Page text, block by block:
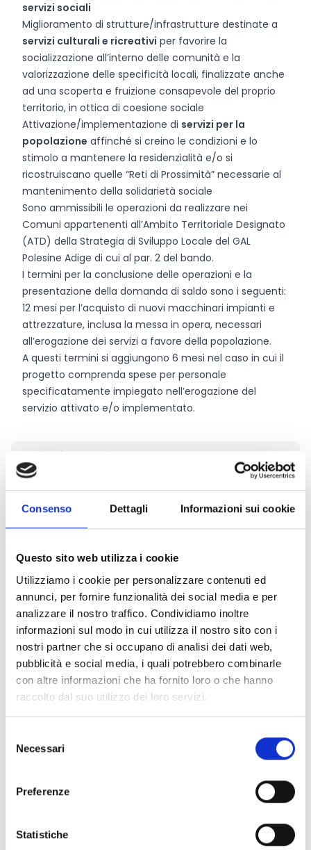
Consenso Dettagli Informazioni sui cookie
Questo sito web utilizza i cookie
Utilizziamo i cookie per personalizzare contenuti ed
annunci, per fornire funzionalità dei social media e per
analizzare il nostro traffico. Condividiamo inoltre
informazioni sul modo in cui utilizza il nostro sito con i
nostri partner che si occupano di analisi dei dati web,
pubblicità e social media, i quali potrebbero combinarle
con altre informazioni che ha fornito loro o che hanno
raccolto dal suo utilizzo dei loro servizi.
delNecessari
Preferenze
Statistiche
servizi sociali
Miglioramento di strutture/infrastrutture destinate a
servizi culturali e ricreativi per favorire la
socializzazione all’interno delle comunità e la
valorizzazione delle specificità locali, finalizzate anche
ad una scoperta e fruizione consapevole del proprio
territorio, in ottica di coesione sociale
Attivazione/implementazione di servizi per la
popolazione affinché si creino le condizioni e lo
stimolo a mantenere la residenzialità e/o si
ricostruiscano quelle “Reti di Prossimità” necessarie al
mantenimento della solidarietà sociale
Sono ammissibili le operazioni da realizzare nei
Comuni appartenenti all’Ambito Territoriale Designato
(ATD) della Strategia di Sviluppo Locale del GAL
Polesine Adige di cui al par. 2 del bando.
I termini per la conclusione delle operazioni e la
presentazione della domanda di saldo sono i seguenti:
12 mesi per l’acquisto di nuovi macchinari impianti e
attrezzature, inclusa la messa in opera, necessari
all’erogazione dei servizi a favore della popolazione.
A questi termini si aggiungono 6 mesi nel caso in cui il
progetto comprenda spese per personale
specificatamente impiegato nell’erogazione del
servizio attivato e/o implementato.
Chi può partecipare
Possono presentare domanda di contributo gliEnti
pubblici, in forma singola o associata.
Entità del contributo
La dotazione finanziaria complessiva ammonta a
237.270 Euro
Intensità dell’aiuto:100%
L’importo minimo di spesa ammissibile per domanda è
pari a20.000 Euro
L’importo massimo di spesa ammissibile per domanda
è pari a 70.000 Euro .
Si consiglia di consultare regolarmente il sito web
informazioni addizionali.